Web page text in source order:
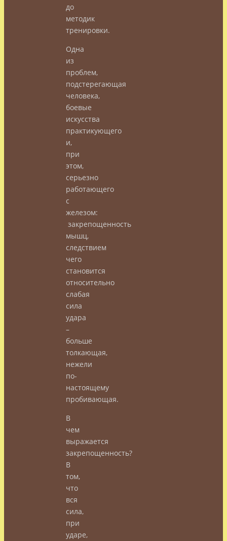
до
методик
тренировки.
Одна
из
проблем,
подстерегающая
человека,
боевые
искусства
практикующего
и,
при
этом,
серьезно
работающего
с
железом:
закрепощенность
мышц,
следствием
чего
становится
относительно
слабая
сила
удара
–
больше
толкающая,
нежели
по-
настоящему
пробивающая.
В
чем
выражается
закрепощенность?
В
том,
что
вся
сила,
при
ударе,